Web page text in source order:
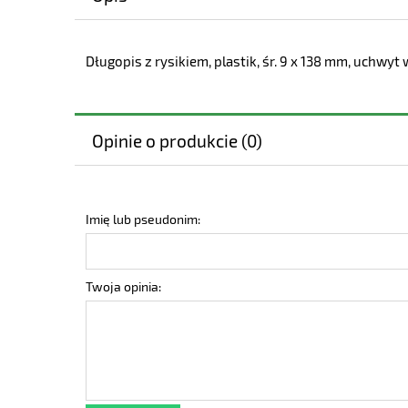
Długopis z rysikiem, plastik, śr. 9 x 138 mm,
Opinie o produkcie (0)
Imię lub pseudonim:
Twoja opinia: